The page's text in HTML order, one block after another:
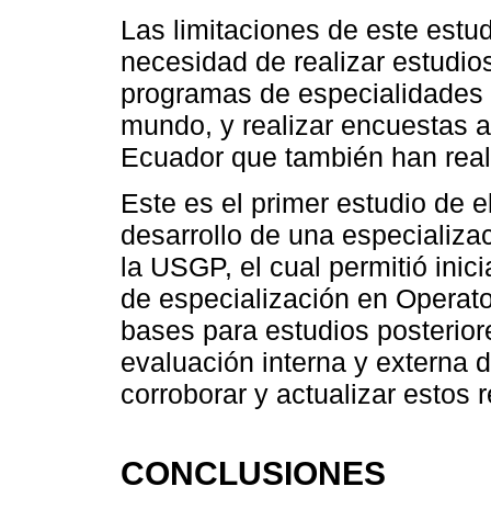
Las limitaciones de este
necesidad de realizar
programas de
mundo, y realizar encuestas
Ecuador que también han
Este es el primer estudio de
desarrollo de una
la USGP, el cual permitió
de especialización en
bases para estudios
evaluación interna y externa
corroborar y actualizar estos
CONCLUSIONES